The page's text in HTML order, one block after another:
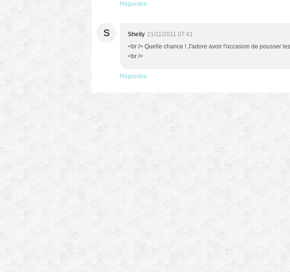
Répondre
S Sheily 21/11/2011 07:41
<br /> Quelle chance ! J'adore avoir l'occasion de pousser
<br />
Répondre